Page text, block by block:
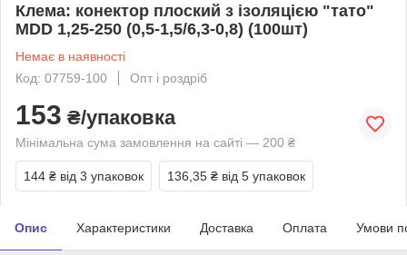
Клема: конектор плоский з ізоляцією "тато"
MDD 1,25-250 (0,5-1,5/6,3-0,8) (100шт)
Немає в наявності
Код: 07759-100
Опт і роздріб
153 ₴/упаковка
Мінімальна сума замовлення на сайті — 200 ₴
144 ₴ від 3 упаковок 136,35 ₴ від 5 упаковок
Опис Характеристики Доставка Оплата Умови